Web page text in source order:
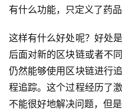
有什么功能，只定义了药
这样有什么好处呢？好处
后面对新的区块链或者不
仍然能够使用区块链进行
程追踪。这个过程经历了
不能很好地解决问题，但